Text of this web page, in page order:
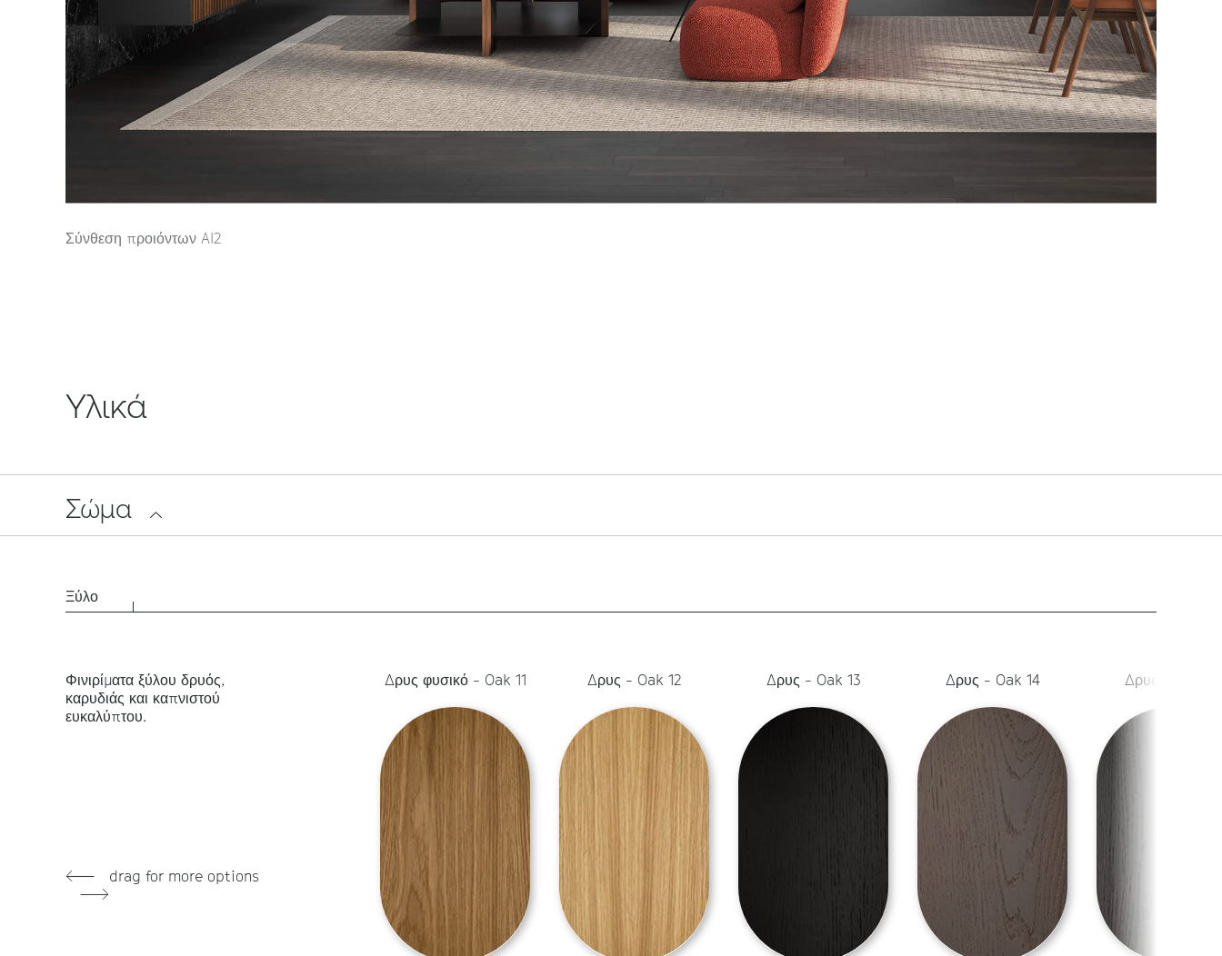
Σύνθεση προιόντων Al2
Υλικά
Σώμα
Ξύλο
Φινιρίματα ξύλου δρυός,
καρυδιάς και καπνιστού
ευκαλύπτου.
drag for more options
Δρυς φυσικό - Oak 11 Δρυς - Oak 12 Δρυς - Oak 13 Δρυς - Oak 14 Δρυς - Oak 15